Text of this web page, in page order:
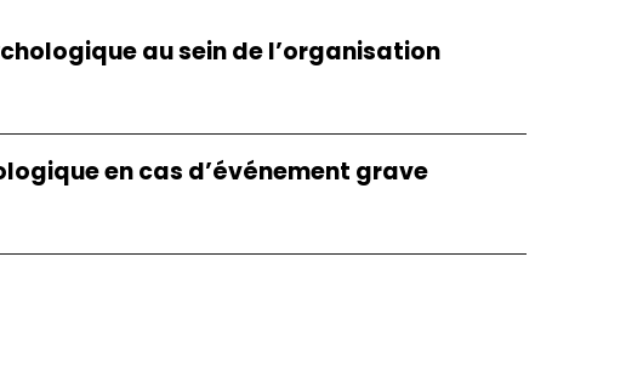
au sein de l’organisation
en cas d’événement grave